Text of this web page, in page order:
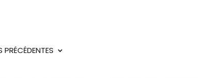
PRÉCÉDENTES